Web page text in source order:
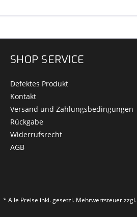
SHOP SERVICE
Defektes Produkt
Kontakt
Versand und Zahlungsbedingungen
Rückgabe
Widerrufsrecht
AGB
* Alle Preise inkl. gesetzl. Mehrwertsteuer zzgl.